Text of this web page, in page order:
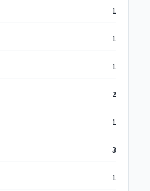
1
1
1
2
1
3
1